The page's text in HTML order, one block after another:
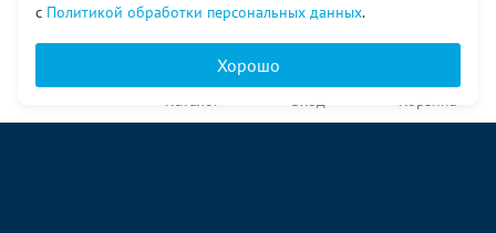
с Политикой обработки персональных данных.
Хорошо